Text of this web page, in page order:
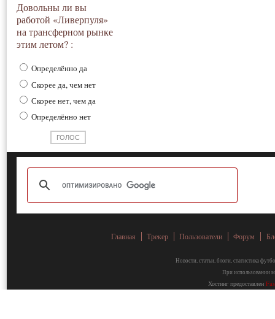
Довольны ли вы
работой «Ливерпуля»
на трансферном рынке
этим летом? :
Определённо да
Скорее да, чем нет
Скорее нет, чем да
Определённо нет
Главная Трекер Пользователи Форум
Новости, статьи, блоги, статистика
При использовании
Хостинг предоставлен